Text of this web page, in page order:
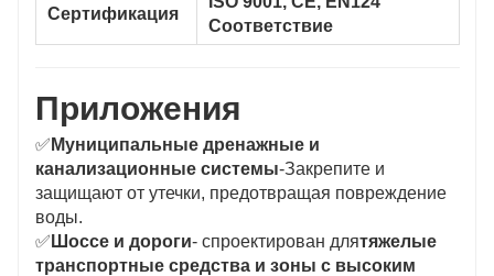
Сертификация
Соответствие
Приложения
✅ Муниципальные дренажные и
канализационные системы-Закрепите и
защищают от утечки, предотвращая повреждение
воды.
✅ Шоссе и дороги- спроектирован длятяжелые
транспортные средства и зоны с высоким